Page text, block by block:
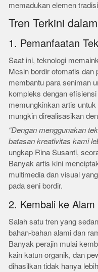
memadukan elemen
Tren Terkini
1. Pemanfaatan
Saat ini, teknologi
Mesin bordir otomatis dan
membantu para seniman
kompleks dengan
memungkinkan artis
mungkin direalisasikan
“Dengan menggunakan
batasan kreativitas kami
ungkap Rina Susanti,
Banyak artis kini
multimedia dan visual
pada seni bordir.
2. Kembali ke Alam
Salah satu tren yang
bahan-bahan alami dan
Banyak perajin mulai
kain katun organik, dan
dihasilkan tidak hanya